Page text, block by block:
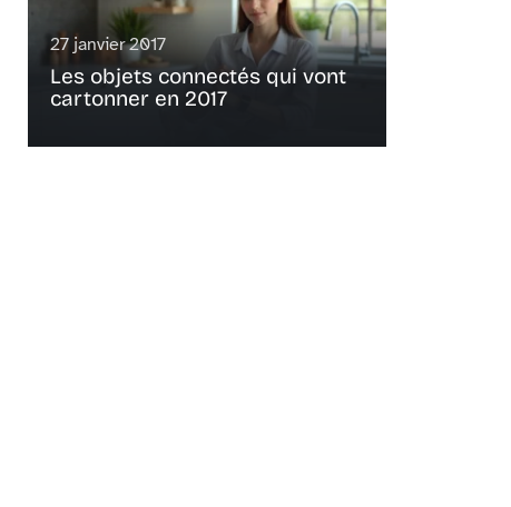
27 janvier 2017
Les objets connectés qui vont
cartonner en 2017